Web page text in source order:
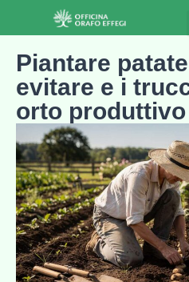
Piantare
evitare e i
orto produttivo